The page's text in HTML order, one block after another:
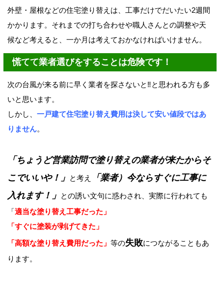
外壁・屋根などの住宅塗り替えは、工事だけでだいたい2週間
かかります。それまでの打ち合わせや職人さんとの調整や天
候など考えると、一か月は考えておかなければいけません。
慌てて業者選びをすることは危険です！
次の台風が来る前に早く業者を探さないと‼と思われる方も多
いと思います。
しかし、 一戸建て住宅塗り替え費用は決して安い値段ではあ
りません。
「ちょうど営業訪問で塗り替えの業者が来たからそ
こでいいや！」 と考え
「業者）今ならすぐに工事に
入れます！」 との誘い文句に惑わされ、実際に行われても
「適当な塗り替え工事だった」
「すぐに塗装が剥げてきた」
「高額な塗り替え費用だった」 等の失敗につながることもあ
ります。